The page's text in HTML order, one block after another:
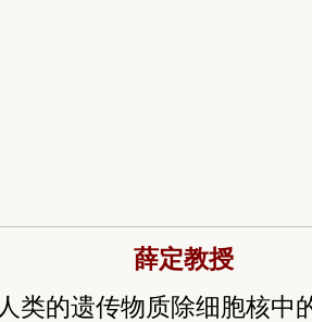
薛定教授
类的遗传物质除细胞核中